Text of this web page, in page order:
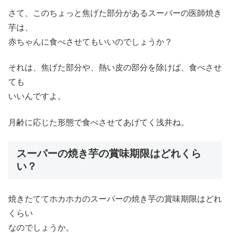
さて、このちょっと焦げた部分があるスーパーの医師焼き
芋は、
赤ちゃんに食べさせてもいいのでしょうか？
それは、焦げた部分や、熱い皮の部分を除けば、食べさせ
ても
いいんですよ。
月齢に応じた形態で食べさせてあげてく浅井ね。
スーパーの焼き芋の賞味期限はどれくら
い？
焼きたててホカホカのスーパーの焼き芋の賞味期限はどれ
くらい
なのでしょうか。